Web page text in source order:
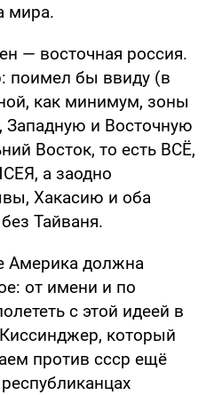
мира.
— восточная россия.
поимел бы ввиду (в
как минимум, зоны
Западную и Восточную
Восток, то есть ВСЁ,
а заодно
Хакасию и оба
Тайваня.
Америка должна
от имени и по
с этой идеей в
который
против ссср ещё